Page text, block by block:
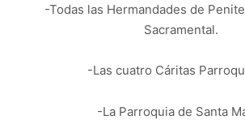
-Todas las Hermandades de
Sacramental.
-Las cuatro Cáritas
-La Parroquia de Santa